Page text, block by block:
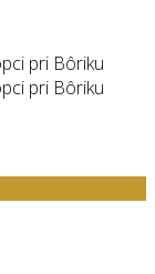
pri Bôriku
pri Bôriku